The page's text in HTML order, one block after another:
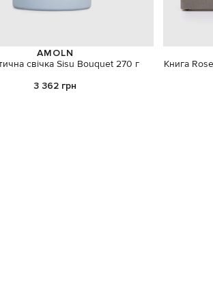
AMOLN
свічка Sisu Bouquet 270 г
3 362 грн
Книга